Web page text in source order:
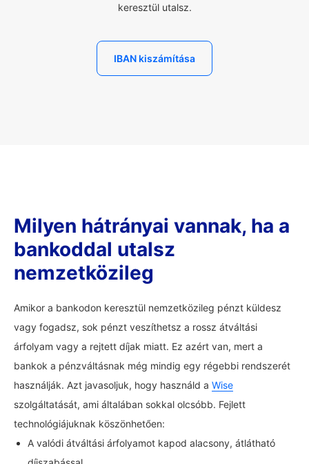
keresztül utalsz.
IBAN kiszámítása
Milyen hátrányai vannak, ha a
bankoddal utalsz
nemzetközileg
Amikor a bankodon keresztül nemzetközileg pénzt küldesz
vagy fogadsz, sok pénzt veszíthetsz a rossz átváltási
árfolyam vagy a rejtett díjak miatt. Ez azért van, mert a
bankok a pénzváltásnak még mindig egy régebbi rendszerét
használják. Azt javasoljuk, hogy használd a Wise
szolgáltatását, ami általában sokkal olcsóbb. Fejlett
technológiájuknak köszönhetően:
A valódi átváltási árfolyamot kapod alacsony, átlátható